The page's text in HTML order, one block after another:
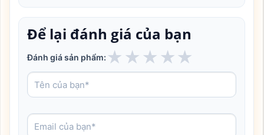
Để lại đánh giá của bạn
Đánh giá sản phẩm: ★ ★ ★ ★★